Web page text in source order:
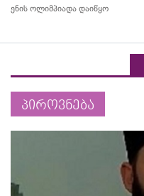
ენის ოლიმპიადა დაიწყო
პიროვნება